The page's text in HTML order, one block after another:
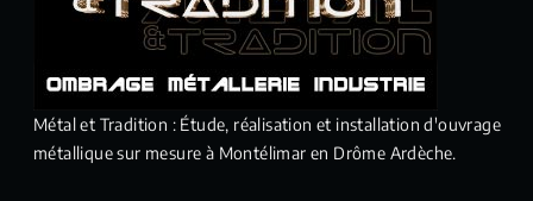
Métal et Tradition : Étude, réalisation et installation d'ouvrage
métallique sur mesure à Montélimar en Drôme Ardèche.